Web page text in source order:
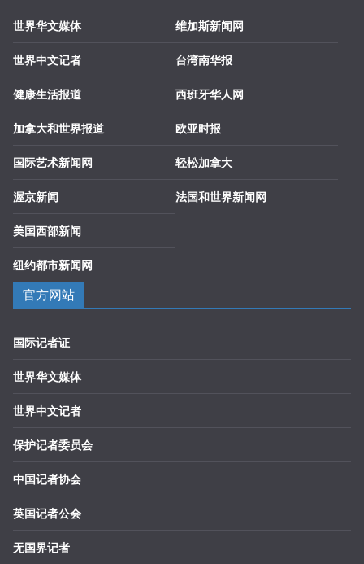
世界华文媒体
世界中文记者
健康生活报道
加拿大和世界报道
国际艺术新闻网
渥京新闻
美国西部新闻
纽约都市新闻网
维加斯新闻网
台湾南华报
西班牙华人网
欧亚时报
轻松加拿大
法国和世界新闻网
官方网站
国际记者证
世界华文媒体
世界中文记者
保护记者委员会
中国记者协会
英国记者公会
无国界记者